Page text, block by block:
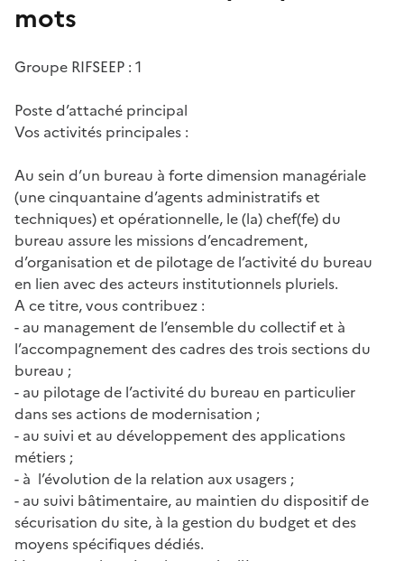
mots
Groupe RIFSEEP : 1
Poste d’attaché principal
Vos activités principales :
Au sein d’un bureau à forte dimension managériale
(une cinquantaine d’agents administratifs et
techniques) et opérationnelle, le (la) chef(fe) du
bureau assure les missions d’encadrement,
d’organisation et de pilotage de l’activité du bureau
en lien avec des acteurs institutionnels pluriels.
A ce titre, vous contribuez :
- au management de l’ensemble du collectif et à
l’accompagnement des cadres des trois sections du
bureau ;
- au pilotage de l’activité du bureau en particulier
dans ses actions de modernisation ;
- au suivi et au développement des applications
métiers ;
- à l’évolution de la relation aux usagers ;
- au suivi bâtimentaire, au maintien du dispositif de
sécurisation du site, à la gestion du budget et des
moyens spécifiques dédiés.